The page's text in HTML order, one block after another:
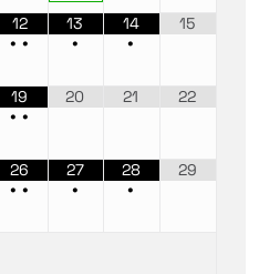
12
••
13
•
14
•
15
19
••
20 21 22
26
••
27
•
28
•
29